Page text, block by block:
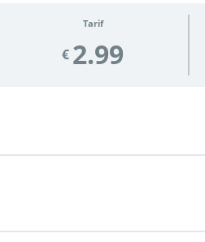
Tarif
€ 2.99